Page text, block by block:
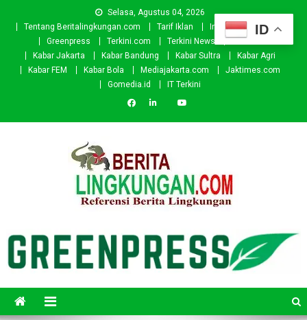
Selasa, Agustus 04, 2026
Tentang Beritalingkungan.com
Tarif Iklan Investor
Donasi
Greenpress
Terkini.com Terkini News
Kabar.id
Kabar Jakarta
Kabar Bandung Kabar Sultra
Kabar Agri
Kabar FEM
Kabar Bola Mediajakarta.com
Jaktimes.com
Gomedia.id
IT Terkini
ID